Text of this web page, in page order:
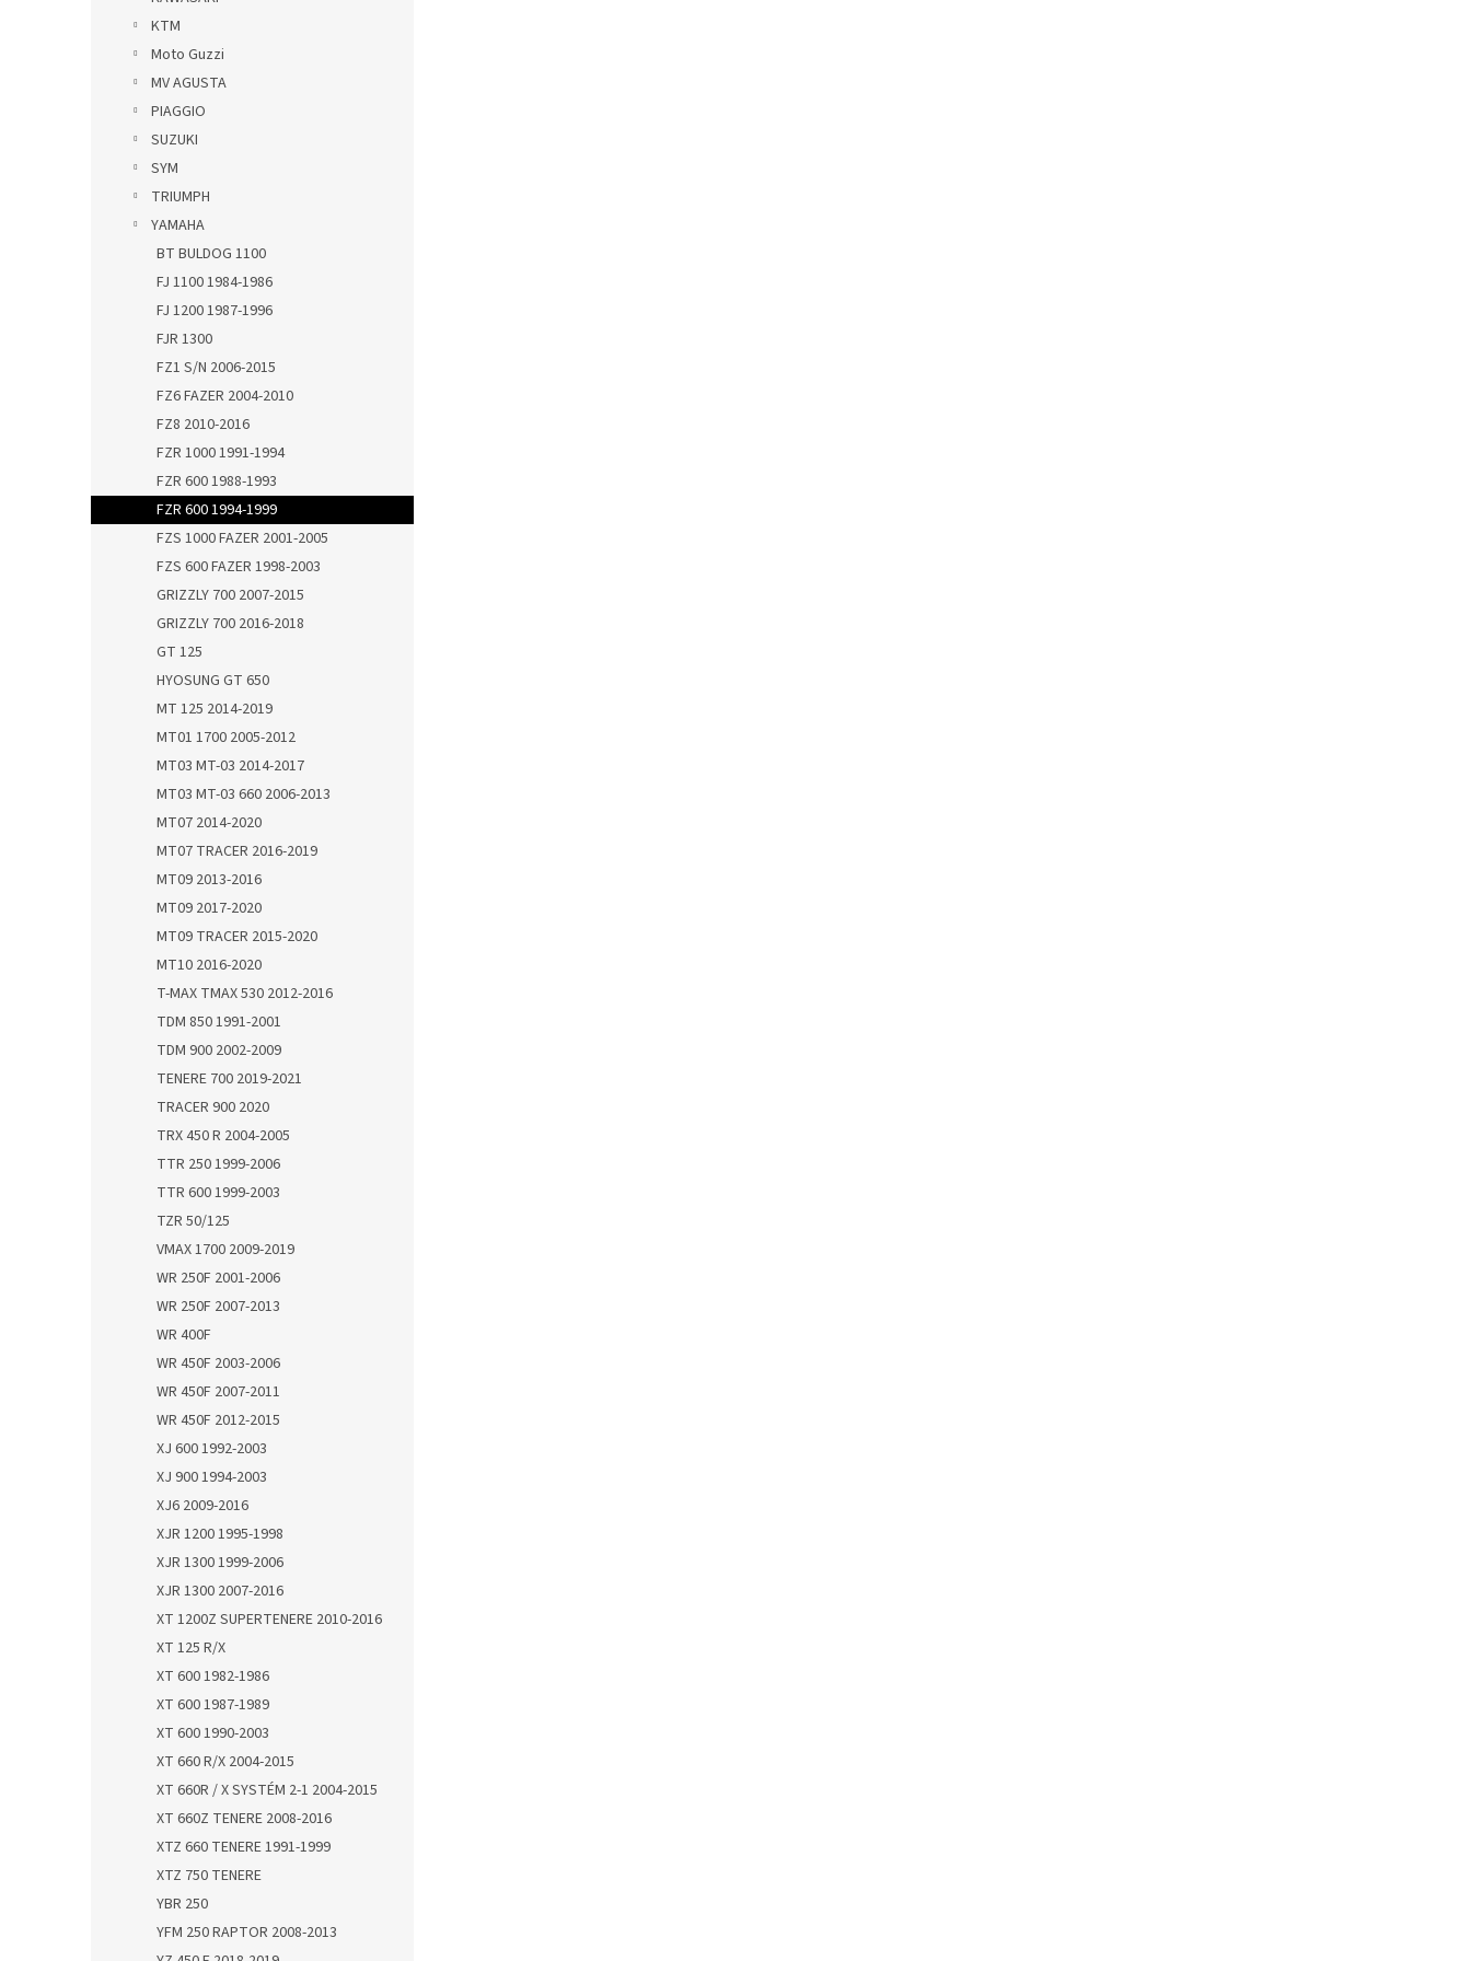
KTM
Moto Guzzi
MV AGUSTA
PIAGGIO
SUZUKI
SYM
TRIUMPH
YAMAHA
BT BULDOG 1100
FJ 1100 1984-1986
FJ 1200 1987-1996
FJR 1300
FZ1 S/N 2006-2015
FZ6 FAZER 2004-2010
FZ8 2010-2016
FZR 1000 1991-1994
FZR 600 1988-1993
FZR 600 1994-1999
FZS 1000 FAZER 2001-2005
FZS 600 FAZER 1998-2003
GRIZZLY 700 2007-2015
GRIZZLY 700 2016-2018
GT 125
HYOSUNG GT 650
MT 125 2014-2019
MT01 1700 2005-2012
MT03 MT-03 2014-2017
MT03 MT-03 660 2006-2013
MT07 2014-2020
MT07 TRACER 2016-2019
MT09 2013-2016
MT09 2017-2020
MT09 TRACER 2015-2020
MT10 2016-2020
T-MAX TMAX 530 2012-2016
TDM 850 1991-2001
TDM 900 2002-2009
TENERE 700 2019-2021
TRACER 900 2020
TRX 450 R 2004-2005
TTR 250 1999-2006
TTR 600 1999-2003
TZR 50/125
VMAX 1700 2009-2019
WR 250F 2001-2006
WR 250F 2007-2013
WR 400F
WR 450F 2003-2006
WR 450F 2007-2011
WR 450F 2012-2015
XJ 600 1992-2003
XJ 900 1994-2003
XJ6 2009-2016
XJR 1200 1995-1998
XJR 1300 1999-2006
XJR 1300 2007-2016
XT 1200Z SUPERTENERE 2010-2016
XT 125 R/X
XT 600 1982-1986
XT 600 1987-1989
XT 600 1990-2003
XT 660 R/X 2004-2015
XT 660R / X SYSTÉM 2-1 2004-2015
XT 660Z TENERE 2008-2016
XTZ 660 TENERE 1991-1999
XTZ 750 TENERE
YBR 250
YFM 250 RAPTOR 2008-2013